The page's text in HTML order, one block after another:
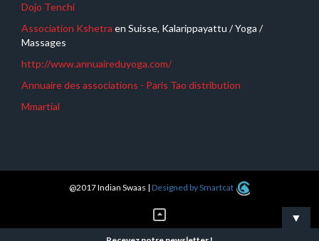
Dojo Tenchi
Association Kshetra en Suisse, Kalarippayattu / Yoga /
Massages
http://www.annuaireduyoga.com/
Annuaire des associations - Paris Tao distribution
Mmartial
@2017 Indian Swaas |Designed by Smartcat
▼